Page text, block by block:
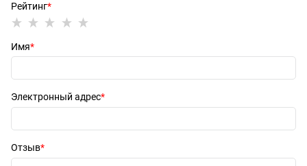
Рейтинг
Имя
Электронный адрес
Отзыв